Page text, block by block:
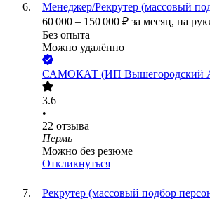
Менеджер/Рекрутер (массовый
60 000 – 150 000 ₽ за месяц, на
Без опыта
Можно удалённо
САМОКАТ (ИП Вышегородский
3.6
•
22 отзыва
Пермь
Можно без резюме
Откликнуться
Рекрутер (массовый подбор